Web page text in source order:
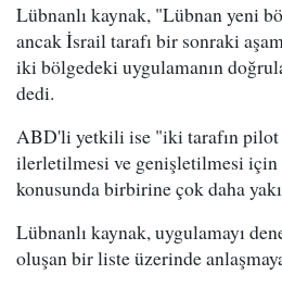
Lübnanlı kaynak, "Lübnan yeni
ancak İsrail tarafı bir sonraki
iki bölgedeki uygulamanın
dedi.
ABD'li yetkili ise "iki tarafın pilot
ilerletilmesi ve genişletilmesi için
konusunda birbirine çok daha
Lübnanlı kaynak, uygulamayı
oluşan bir liste üzerinde